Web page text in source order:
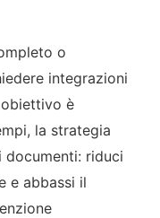
o
integrazioni
è
la strategia
documenti: riduci
e abbassi il